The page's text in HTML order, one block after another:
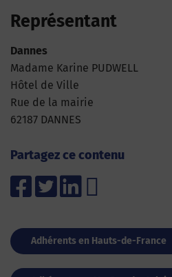
Représentant
Dannes
Madame Karine PUDWELL
Hôtel de Ville
Rue de la mairie
62187 DANNES
Partagez ce contenu
Adhérents en Hauts-de-France